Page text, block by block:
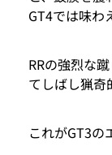
GT4では味わ
RRの強烈な
てしばし猟奇
これがGT3の